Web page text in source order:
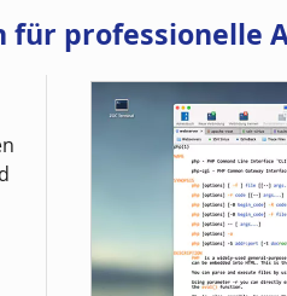
für professionelle